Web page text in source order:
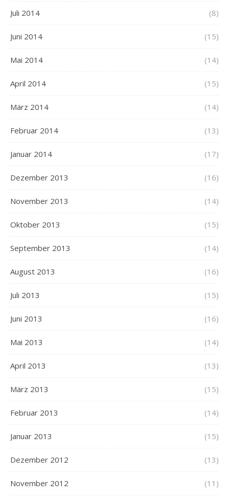
Juli 2014 (8)
Juni 2014 (15)
Mai 2014 (14)
April 2014 (15)
März 2014 (14)
Februar 2014 (13)
Januar 2014 (17)
Dezember 2013 (16)
November 2013 (14)
Oktober 2013 (15)
September 2013 (14)
August 2013 (16)
Juli 2013 (15)
Juni 2013 (16)
Mai 2013 (14)
April 2013 (13)
März 2013 (15)
Februar 2013 (14)
Januar 2013 (15)
Dezember 2012 (13)
November 2012 (11)